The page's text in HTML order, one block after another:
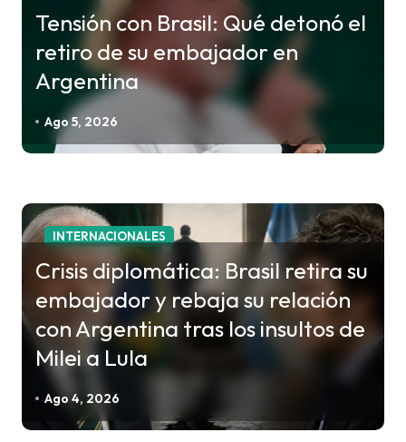
t
a
d
a
Tensión con Brasil: Qué detonó el
retiro de su embajador en
Argentina
Ago 5, 2026
INTERNACIONALES
Crisis diplomática: Brasil retira su
embajador y rebaja su relación
con Argentina tras los insultos de
Milei a Lula
Ago 4, 2026